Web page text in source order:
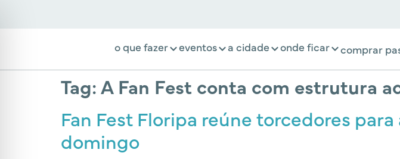
o que fazer eventos a cidade onde ficar comprar
Tag:A Fan Fest conta com estrutura
Fan Fest Floripa reúne torcedores
domingo